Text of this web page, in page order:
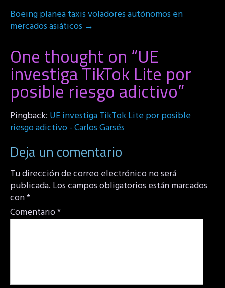
Boeing planea taxis voladores autónomos en
mercados asiáticos →
One thought on “UE
investiga TikTok Lite por
posible riesgo adictivo”
Pingback: UE investiga TikTok Lite por posible
riesgo adictivo - Carlos Garsés
Deja un comentario
Tu dirección de correo electrónico no será
publicada. Los campos obligatorios están marcados
con*
Comentario*